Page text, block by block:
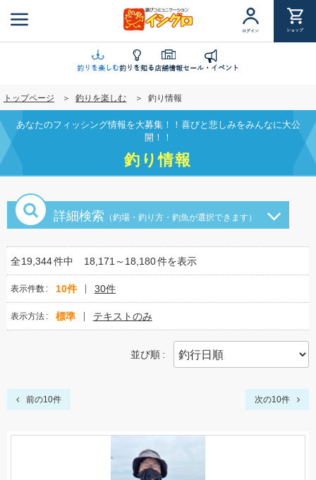
ン
に
移
動
ログイン ショップ
釣りを楽しむ釣りを知る店舗情報セール・イベント
トップページ 釣りを楽しむ 釣り情報
あなたのフィッシング情報を大募集！！喜びと悲しみをみんなに大公
開！！
釣り情報
詳細検索 （釣場・釣り方・釣魚が選択できます）
全19,344件中 18,171～18,180件を表示
表示件数 10件 30件
表示方法 標準 テキストのみ
並び順
前の10件 次の10件